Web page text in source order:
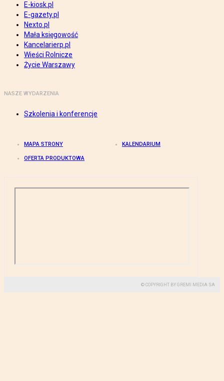
E-kiosk.pl
E-gazety.pl
Nexto.pl
Mała księgowość
Kancelarierp.pl
Wieści Rolnicze
Życie Warszawy
NASZE WYDARZENIA
Szkolenia i konferencje
MAPA STRONY KALENDARIUM
OFERTA PRODUKTOWA
© COPYRIGHT BY GREMI MEDIA SA